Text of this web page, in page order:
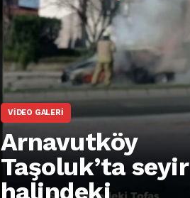
VIDEO GALERI
Arnavutköy
Taşoluk’ta seyir
halindeki